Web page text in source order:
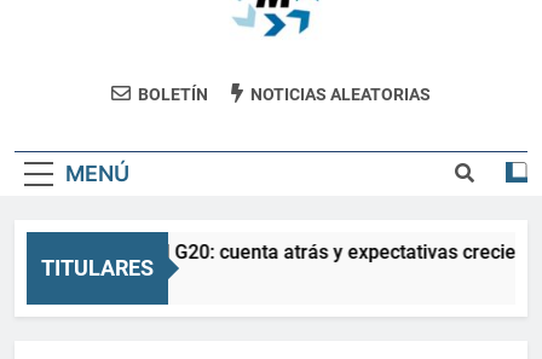
Revista
BOLETÍN NOTICIAS ALEATORIAS
MENÚ
TITULARES
La Salud en el G20: cuenta atrás y expectativas
3 Meses Atrás